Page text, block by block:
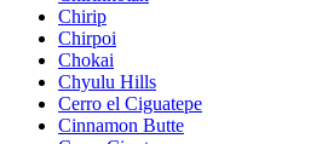
Chirip
Chirpoi
Chokai
Chyulu Hills
Cerro el Ciguatepe
Cinnamon Butte